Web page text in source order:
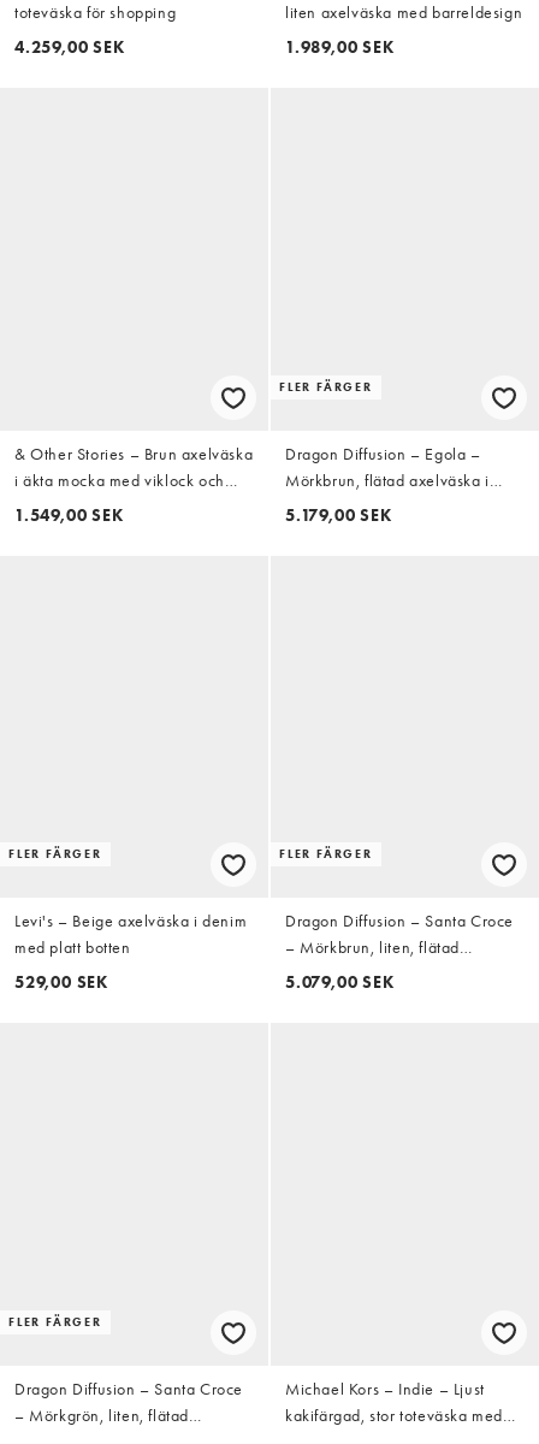
toteväska för shopping
4.259,00 SEK
liten axelväska med barreldesign
1.989,00 SEK
& Other Stories – Brun axelväska
i äkta mocka med viklock och
guldfärgade metalldetaljer
1.549,00 SEK
FLER FÄRGER
Dragon Diffusion – Egola –
Mörkbrun, flätad axelväska i
läder
5.179,00 SEK
FLER FÄRGER
Levi's – Beige axelväska i denim
med platt botten
529,00 SEK
FLER FÄRGER
Dragon Diffusion – Santa Croce
– Mörkbrun, liten, flätad
skinnväska
5.079,00 SEK
FLER FÄRGER
Dragon Diffusion – Santa Croce
– Mörkgrön, liten, flätad
Michael Kors – Indie – Ljust
kakifärgad, stor toteväska med